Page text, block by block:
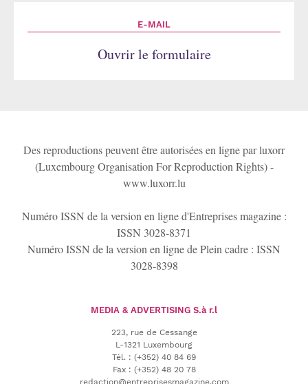
E-MAIL
Ouvrir le formulaire
Des reproductions peuvent être autorisées en ligne par luxorr
(Luxembourg Organisation For Reproduction Rights) -
www.luxorr.lu
Numéro ISSN de la version en ligne d'Entreprises magazine :
ISSN 3028-8371
Numéro ISSN de la version en ligne de Plein cadre : ISSN
3028-8398
MEDIA & ADVERTISING S.à r.l
223, rue de Cessange
L-1321 Luxembourg
Tél. : (+352) 40 84 69
Fax : (+352) 48 20 78
redaction@entreprisesmagazine.com